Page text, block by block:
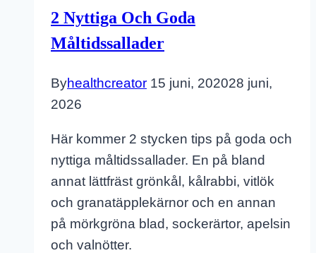
vegan
2 Nyttiga Och Goda
Måltidssallader
Byhealthcreator 15 juni, 202028 juni,
2026
Här kommer 2 stycken tips på goda och
nyttiga måltidssallader. En på bland
annat lättfräst grönkål, kålrabbi, vitlök
och granatäpplekärnor och en annan
på mörkgröna blad, sockerärtor, apelsin
och valnötter.